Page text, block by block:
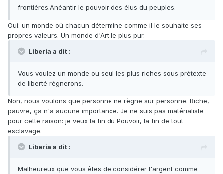
frontiéres.Anéantir le pouvoir des élus du peuples.
Oui: un monde où chacun détermine comme il le souhaite ses
propres valeurs. Un monde d'Art le plus pur.
Liberia a dit :
Vous voulez un monde ou seul les plus riches sous prétexte
de liberté régnerons.
Non, nous voulons que personne ne règne sur personne. Riche,
pauvre, ça n'a aucune importance. Je ne suis pas matérialiste
pour cette raison: je veux la fin du Pouvoir, la fin de tout
esclavage.
Liberia a dit :
Malheureux que vous êtes de considérer l'argent comme